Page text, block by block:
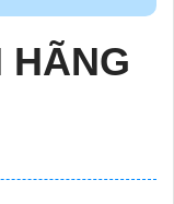
HÃNG